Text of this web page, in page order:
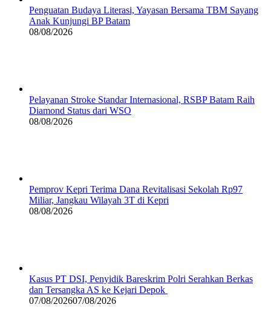
Penguatan Budaya Literasi, Yayasan Bersama TBM Sayang
Anak Kunjungi BP Batam
08/08/2026
Pelayanan Stroke Standar Internasional, RSBP Batam Raih
Diamond Status dari WSO
08/08/2026
Pemprov Kepri Terima Dana Revitalisasi Sekolah Rp97
Miliar, Jangkau Wilayah 3T di Kepri
08/08/2026
Kasus PT DSI, Penyidik Bareskrim Polri Serahkan Berkas
dan Tersangka AS ke Kejari Depok
07/08/202607/08/2026